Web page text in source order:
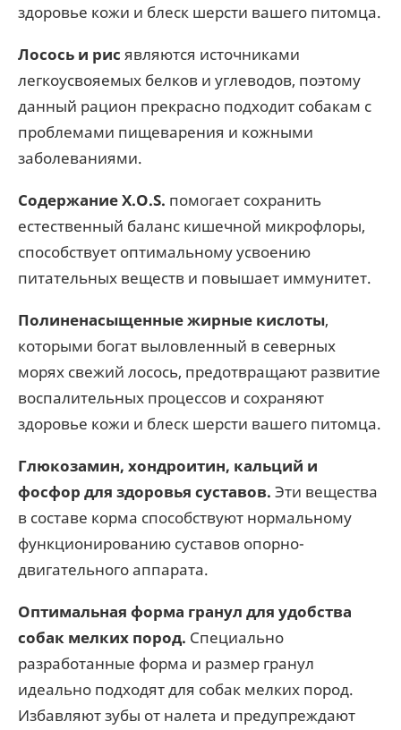
здоровье кожи и блеск шерсти вашего питомца.
Лосось и рис являются источниками
легкоусвояемых белков и углеводов, поэтому
данный рацион прекрасно подходит собакам с
проблемами пищеварения и кожными
заболеваниями.
Содержание X.O.S. помогает сохранить
естественный баланс кишечной микрофлоры,
способствует оптимальному усвоению
питательных веществ и повышает иммунитет.
Полиненасыщенные жирные кислоты,
которыми богат выловленный в северных
морях свежий лосось, предотвращают развитие
воспалительных процессов и сохраняют
здоровье кожи и блеск шерсти вашего питомца.
Глюкозамин, хондроитин, кальций и
фосфор для здоровья суставов. Эти вещества
в составе корма способствуют нормальному
функционированию суставов опорно-
двигательного аппарата.
Оптимальная форма гранул для удобства
собак мелких пород. Специально
разработанные форма и размер гранул
идеально подходят для собак мелких пород.
Избавляют зубы от налета и предупреждают